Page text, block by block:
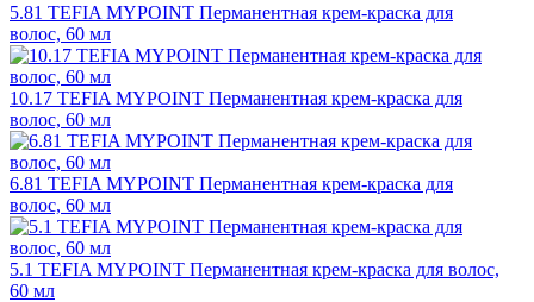
5.81 TEFIA MYPOINT Перманентная крем-краска для
волос, 60 мл
10.17 TEFIA MYPOINT Перманентная крем-краска для
волос, 60 мл
6.81 TEFIA MYPOINT Перманентная крем-краска для
волос, 60 мл
5.1 TEFIA MYPOINT Перманентная крем-краска для волос,
60 мл